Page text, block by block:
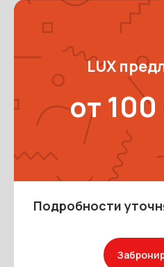
LUX
от
Подробности
Наши услуги
Портфолио
Вопрос-ответ
Контакты